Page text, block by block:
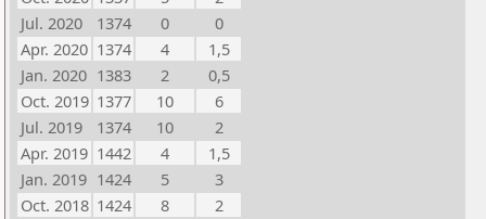
Jul. 2020
1374 0
0
Apr. 2020 1374 4
1,5
Jan. 2020 1383 2
0,5
Oct. 2019 1377 10
6
Jul. 2019
1374 10
2
Apr. 2019 1442 4
1,5
Jan. 2019 1424 5
3
Oct. 2018 1424 8
2